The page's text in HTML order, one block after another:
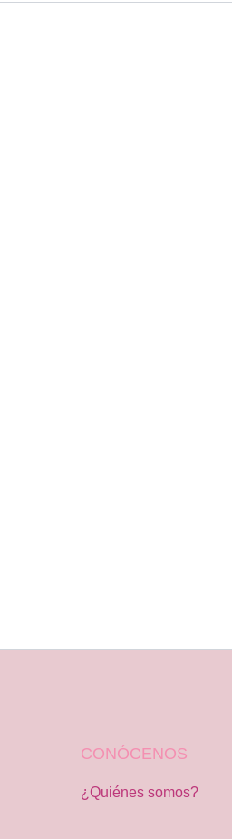
CONÓCENOS
¿Quiénes somos?